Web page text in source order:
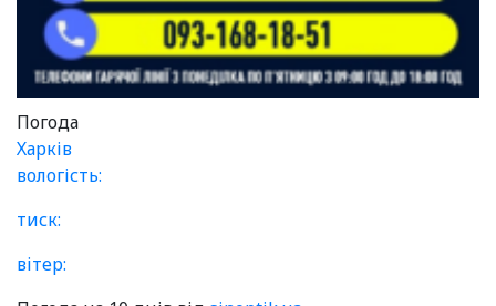
Погода
Харків
вологість:
тиск:
вітер: